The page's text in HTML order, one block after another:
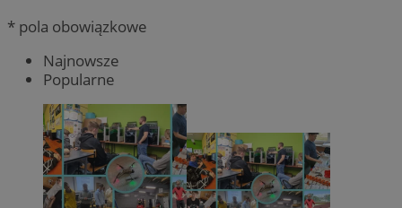
* pola obowiązkowe
Najnowsze
Popularne